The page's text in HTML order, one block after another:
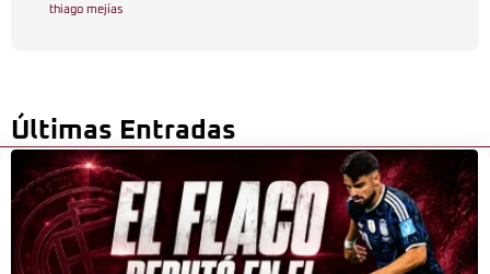
thiago mejías
Últimas Entradas